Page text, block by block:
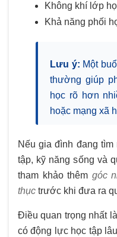
Không khí lớp
Khả năng phối
Lưu ý: Một
thường giúp
học rõ hơn
hoặc mạng xã
Nếu gia đình đang
tập, kỹ năng sống và
tham khảo thêm góc
thục trước khi đưa ra
Điều quan trọng nhất
có động lực học tập